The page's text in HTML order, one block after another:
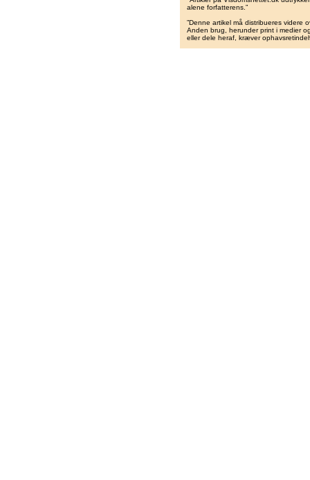
alene forfatterens.”
”Denne artikel må distribueres videre
Anden brug, herunder print i medier
eller dele heraf, kræver